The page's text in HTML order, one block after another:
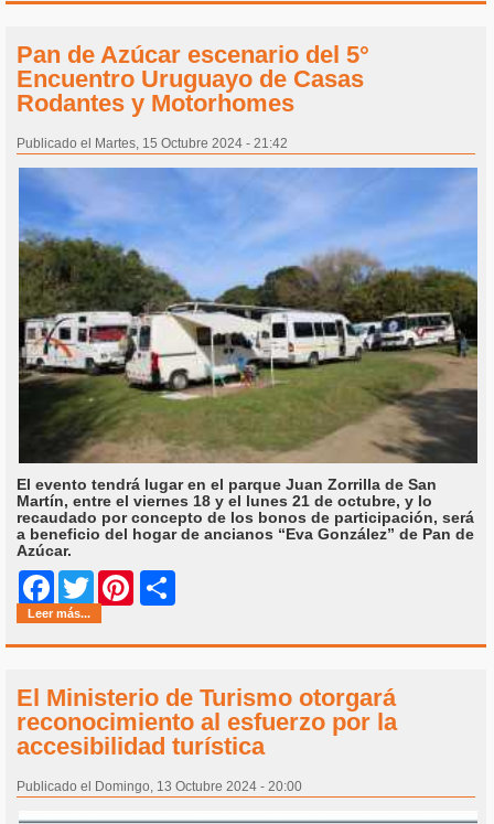
Pan de Azúcar escenario del 5°
Encuentro Uruguayo de Casas
Rodantes y Motorhomes
Publicado el Martes, 15 Octubre 2024 - 21:42
El evento tendrá lugar en el parque Juan Zorrilla de San
Martín, entre el viernes 18 y el lunes 21 de octubre, y lo
recaudado por concepto de los bonos de participación, será
a beneficio del hogar de ancianos “Eva González” de Pan de
Azúcar.
Facebook
Twitter Pinterest
Leer más...
El Ministerio de Turismo otorgará
reconocimiento al esfuerzo por la
accesibilidad turística
Publicado el Domingo, 13 Octubre 2024 - 20:00